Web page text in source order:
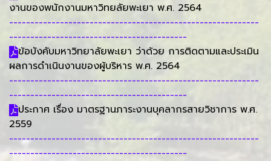
งานของพนักงานมหาวิทยลัยพะเยา พ.ศ. 2564
-----------------------------------------------------------
------------------------------------------
ข้อบังคับมหาวิทยาลัยพะเยา ว่าด้วย การติดตามและประเมิน
ผลการดำเนินงานของผู้บริหาร พ.ศ. 2564
-----------------------------------------------------------
------------------------------------------
ประกาศ เรื่อง มาตรฐานภาระงานบุคลากรสายวิชาการ พ.ศ.
2559
-----------------------------------------------------------
------------------------------------------